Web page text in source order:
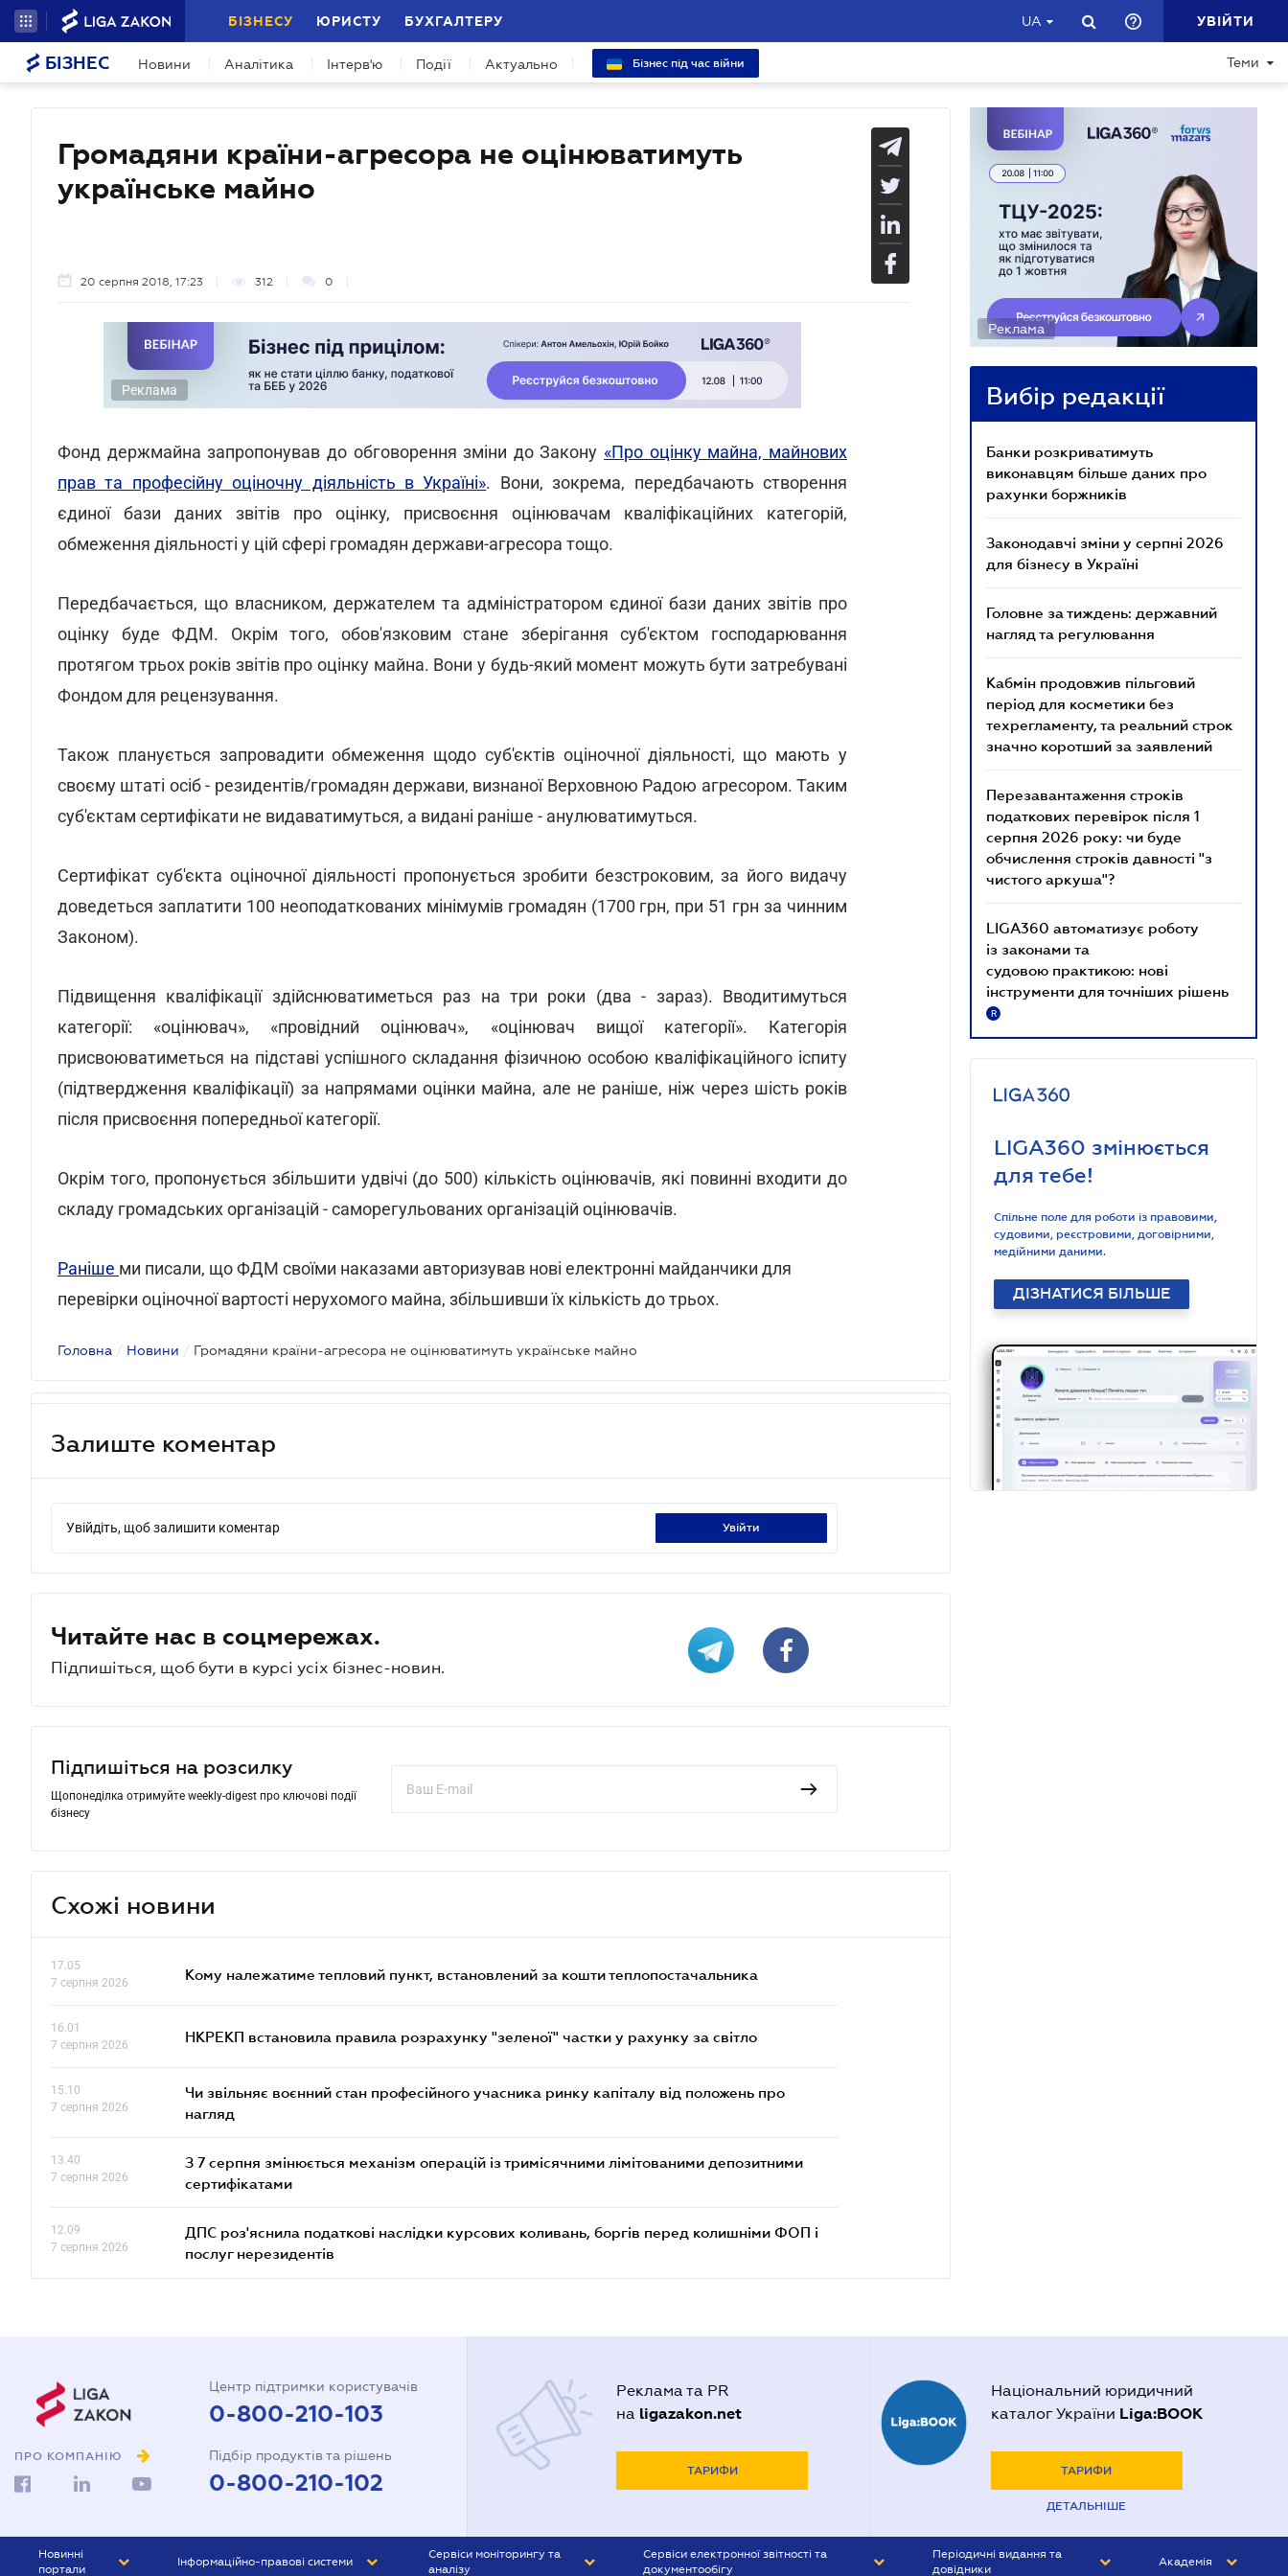
БІЗНЕСУ ЮРИСТУ БУХГАЛТЕРУ UA УВІЙТИ
БІЗНЕС Новини Аналітика Інтерв'ю Події Актуально Бізнес під час війни Теми
Громадяни країни-агресора не оцінюватимуть
українське майно
20 серпня 2018, 17:23 312 0
Реклама
Фонд держмайна запропонував до обговорення зміни до Закону «Про оцінку майна, майнових
прав та професійну оціночну діяльність в Україні». Вони, зокрема, передбачають створення
єдиної бази даних звітів про оцінку, присвоєння оцінювачам кваліфікаційних категорій,
обмеження діяльності у цій сфері громадян держави-агресора тощо.
Передбачається, що власником, держателем та адміністратором єдиної бази даних звітів про
оцінку буде ФДМ. Окрім того, обов'язковим стане зберігання суб'єктом господарювання
протягом трьох років звітів про оцінку майна. Вони у будь-який момент можуть бути затребувані
Фондом для рецензування.
Також планується запровадити обмеження щодо суб'єктів оціночної діяльності, що мають у
своєму штаті осіб - резидентів/громадян держави, визнаної Верховною Радою агресором. Таким
суб'єктам сертифікати не видаватимуться, а видані раніше - анулюватимуться.
Сертифікат суб'єкта оціночної діяльності пропонується зробити безстроковим, за його видачу
доведеться заплатити 100 неоподаткованих мінімумів громадян (1700 грн, при 51 грн за чинним
Законом).
Підвищення кваліфікації здійснюватиметься раз на три роки (два - зараз). Вводитимуться
категорії: «оцінювач», «провідний оцінювач», «оцінювач вищої категорії». Категорія
присвоюватиметься на підставі успішного складання фізичною особою кваліфікаційного іспиту
(підтвердження кваліфікації) за напрямами оцінки майна, але не раніше, ніж через шість років
після присвоєння попередньої категорії.
Окрім того, пропонується збільшити удвічі (до 500) кількість оцінювачів, які повинні входити до
складу громадських організацій - саморегульованих організацій оцінювачів.
Раніше ми писали, що ФДМ своїми наказами авторизував нові електронні майданчики для
перевірки оціночної вартості нерухомого майна, збільшивши їх кількість до трьох.
Головна / Новини / Громадяни країни-агресора не оцінюватимуть українське майно
Залиште коментар
Увійдіть, щоб залишити коментар увійти
Читайте нас в соцмережах.
Підпишіться, щоб бути в курсі усіх бізнес-новин.
Підпишіться на розсилку
Щопонеділка отримуйте weekly-digest про ключові події
бізнесу
Схожі новини
17.05
7 серпня 2026
Кому належатиме тепловий пункт, встановлений за кошти теплопостачальника
16.01
7 серпня 2026
НКРЕКП встановила правила розрахунку "зеленої" частки у рахунку за світло
15.10
7 серпня 2026
Чи звільняє воєнний стан професійного учасника ринку капіталу від положень про
нагляд
13.40
7 серпня 2026
З 7 серпня змінюється механізм операцій із тримісячними лімітованими депозитними
сертифікатами
12.09
7 серпня 2026
ДПС роз'яснила податкові наслідки курсових коливань, боргів перед колишніми ФОП і
послуг нерезидентів
Реклама
Вибір редакції
Банки розкриватимуть
виконавцям більше даних про
рахунки боржників
Законодавчі зміни у серпні 2026
для бізнесу в Україні
Головне за тиждень: державний
нагляд та регулювання
Кабмін продовжив пільговий
період для косметики без
техрегламенту, та реальний строк
значно коротший за заявлений
Перезавантаження строків
податкових перевірок після 1
серпня 2026 року: чи буде
обчислення строків давності "з
чистого аркуша"?
LIGA360 автоматизує роботу
із законами та
судовою практикою: нові
інструменти для точніших рішень
R
LIGA360 змінюється
для тебе!
Спільне поле для роботи із правовими,
судовими, реєстровими, договірними,
медійними даними.
ДІЗНАТИСЯ БІЛЬШЕ
ПРО КОМПАНІЮ
Центр підтримки користувачів
0-800-210-103
Підбір продуктів та рішень
0-800-210-102
Реклама та PR
на ligazakon.net
ТАРИФИ
Національний юридичний
каталог України Liga:BOOK
ТАРИФИ
ДЕТАЛЬНІШЕ
Новинні
портали
Інформаційно-правові системи
Сервіси моніторингу та
аналізу
Сервіси електронної звітності та
документообігу
Періодичні видання та
довідники
Академія